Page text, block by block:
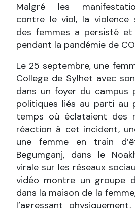
Malgré les
contre le viol, la violence
des femmes a persisté
pendant la pandémie de
Le 25 septembre, une
College de Sylhet avec
dans un foyer du campus
politiques liés au parti au
temps où éclataient des
réaction à cet incident,
une femme en train
Begumganj, dans le
virale sur les réseaux
vidéo montre un groupe
dans la maison de la
l’agressant